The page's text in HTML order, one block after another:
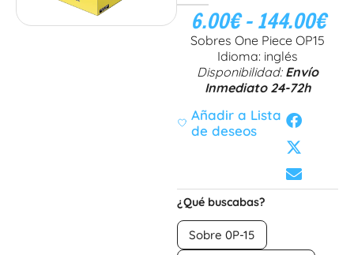
6.00€ - 144.00€
Sobres One Piece OP15
Idioma: inglés
Disponibilidad: Envío
Inmediato 24-72h
Añadir a Lista
de deseos
¿Qué buscabas?
Sobre 0P-15